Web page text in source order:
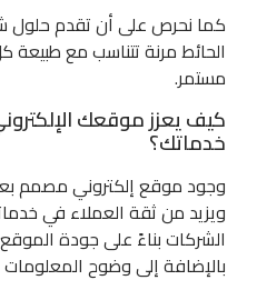
كما نحرص على أن تقدم حلول
الحائط مرنة تتناسب مع
مستمر.
كيف يعزز موقعك
خدماتك؟
وجود موقع إلكتروني مصمم
ويزيد من ثقة العملاء في
الشركات بناءً على جودة
بالإضافة إلى وضوح المعلومات